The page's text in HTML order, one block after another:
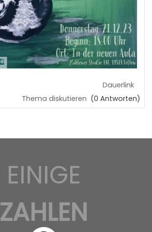
Dauerlink
Thema diskutieren (0 Antworten)
EINIGE
ZAHLEN